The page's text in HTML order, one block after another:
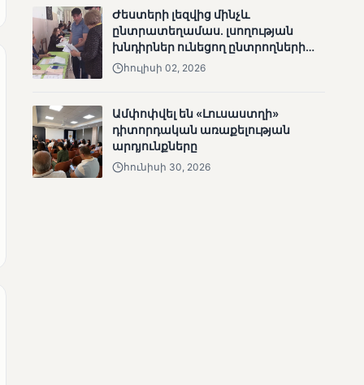
Փամբակ գետում
անհետացած
անչափահասների
որոնողական
Ժեստերի լեզվից մինչև
ընտրատեղամաս. լսողության
խնդիրներ ունեցող ընտրողների
ճանապարհը
հուլիսի 02, 2026
Ամփոփվել են «Լուսաստղի»
դիտորդական առաքելության
արդյունքները
հունիսի 30, 2026